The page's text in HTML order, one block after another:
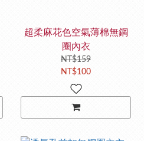
超柔麻花色空氣薄棉無鋼
圈內衣
NT$159
NT$100